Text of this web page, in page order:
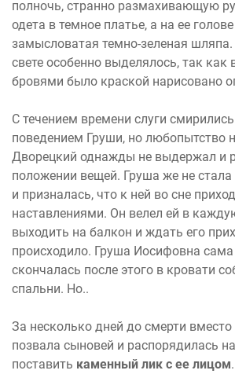
полночь, странно размахивающую
одета в темное платье, а на ее
замысловатая темно-зеленая
свете особенно выделялось, так как
бровями было краской нарисовано
С течением времени слуги
поведением Груши, но любопытство
Дворецкий однажды не выдержал и
положении вещей. Груша же не стала
и призналась, что к ней во сне
наставлениями. Он велел ей в
выходить на балкон и ждать его
происходило. Груша Иосифовна сама
скончалась после этого в кровати
спальни. Но..
За несколько дней до смерти
позвала сыновей и распорядилась
поставить каменный лик с ее лицом